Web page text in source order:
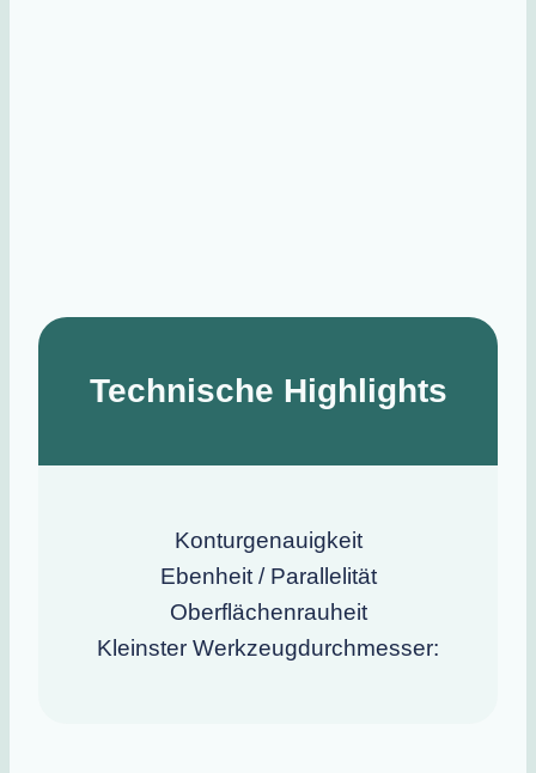
Technische Highlights
Konturgenauigkeit
Ebenheit / Parallelität
Oberflächenrauheit
Kleinster Werkzeugdurchmesser: